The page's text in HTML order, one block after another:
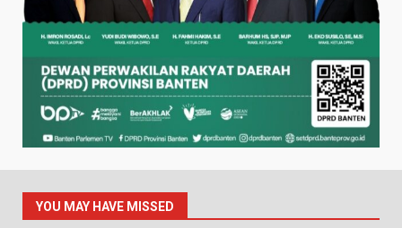
YOU MAY HAVE MISSED